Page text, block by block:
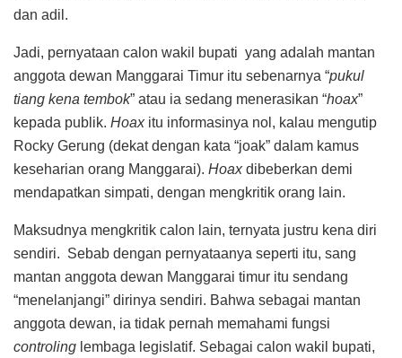
dan adil.
Jadi, pernyataan calon wakil bupati yang adalah mantan
anggota dewan Manggarai Timur itu sebenarnya “pukul
tiang kena tembok” atau ia sedang menerasikan “hoax”
kepada publik. Hoaxitu informasinya nol, kalau mengutip
Rocky Gerung (dekat dengan kata “joak” dalam kamus
keseharian orang Manggarai). Hoaxdibeberkan demi
mendapatkan simpati, dengan mengkritik orang lain.
Maksudnya mengkritik calon lain, ternyata justru kena diri
sendiri. Sebab dengan pernyataanya seperti itu, sang
mantan anggota dewan Manggarai timur itu sendang
“menelanjangi” dirinya sendiri. Bahwa sebagai mantan
anggota dewan, ia tidak pernah memahami fungsi
controling lembaga legislatif. Sebagai calon wakil bupati,